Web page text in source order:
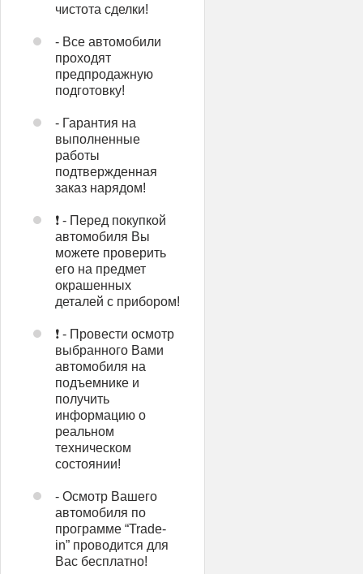
чистота сделки!
- Все автомобили
проходят
предпродажную
подготовку!
- Гарантия на
выполненные
работы
подтвержденная
заказ нарядом!
❗ - Перед покупкой
автомобиля Вы
можете проверить
его на предмет
окрашенных
деталей с прибором!
❗ - Провести осмотр
выбранного Вами
автомобиля на
подъемнике и
получить
информацию о
реальном
техническом
состоянии!
- Осмотр Вашего
автомобиля по
программе “Trade-
in” проводится для
Вас бесплатно!